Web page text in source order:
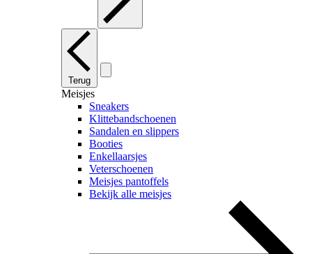
Terug
Meisjes
Sneakers
Klittebandschoenen
Sandalen en slippers
Booties
Enkellaarsjes
Veterschoenen
Meisjes pantoffels
Bekijk alle meisjes